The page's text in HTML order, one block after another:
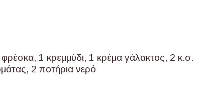
1 κρεμμύδι, 1 κρέμα γάλακτος, 2 κ.σ.
2 ποτήρια νερό